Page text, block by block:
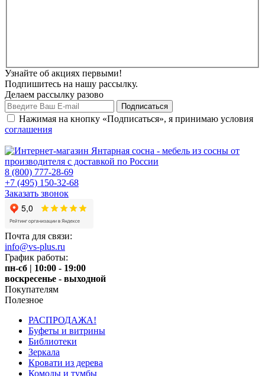
Узнайте об акциях первыми!
Подпишитесь на нашу рассылку.
Делаем рассылку разово
Нажимая на кнопку «Подписаться», я принимаю условия
соглашения
8 (800) 777-28-69
+7 (495) 150-32-68
Заказать звонок
Почта для связи:
info@vs-plus.ru
График работы:
пн-сб | 10:00 - 19:00
воскресенье - выходной
Покупателям
Полезное
РАСПРОДАЖА!
Буфеты и витрины
Библиотеки
Зеркала
Кровати из дерева
Комоды и тумбы